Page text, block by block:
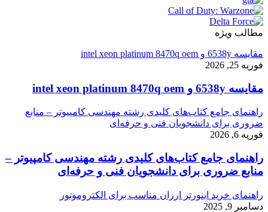
مطالب ویژه
مقایسه 6538y و intel xeon platinum 8470q oem
فوریه 25, 2026
مقایسه 6538y و intel xeon platinum 8470q oem
راهنمای جامع کتاب‌های کلیدی رشته مهندسی کامپیوتر – منابع
ضروری برای دانشجویان فنی و حرفه‌ای
فوریه 6, 2026
راهنمای جامع کتاب‌های کلیدی رشته مهندسی کامپیوتر –
منابع ضروری برای دانشجویان فنی و حرفه‌ای
راهنمای خرید اینورتر ارزان مناسب برای الکتروموتور
دسامبر 9, 2025